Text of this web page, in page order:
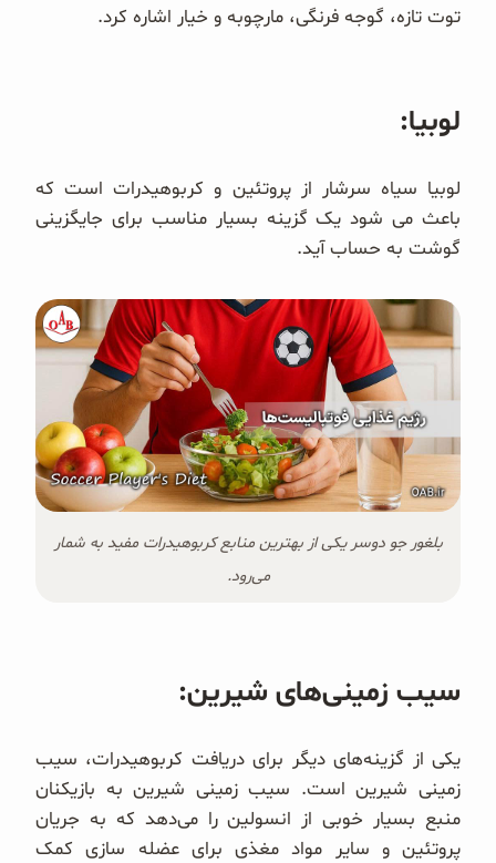
توت تازه، گوجه فرنگی، مارچوبه و خیار اشاره کرد.
لوبیا:
لوبیا سیاه سرشار از پروتئین و کربوهیدرات است که
باعث می شود یک گزینه بسیار مناسب برای جایگزینی
گوشت به حساب آید.
بلغور جو دوسر یکی از بهترین منابع کربوهیدرات مفید به شمار
می‌رود.
سیب زمینی‌های شیرین:
یکی از گزینه‌های دیگر برای دریافت کربوهیدرات، سیب
زمینی شیرین است. سیب زمینی شیرین به بازیکنان
منبع بسیار خوبی از انسولین را می‌دهد که به جریان
پروتئین و سایر مواد مغذی برای عضله سازی کمک